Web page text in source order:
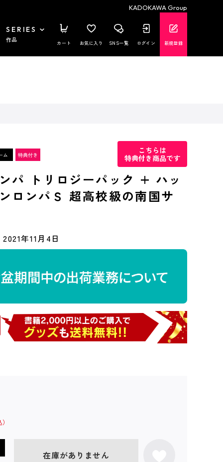
KADOKAWA Group
SERIES
作品 カート お気に入り SNS一覧 ログイン 新規登録
こちらは
特典付き商品です
パ トリロジーパック + ハッ
ロンパＳ 超高校級の南国サ
2021年11月4日
在庫がありません